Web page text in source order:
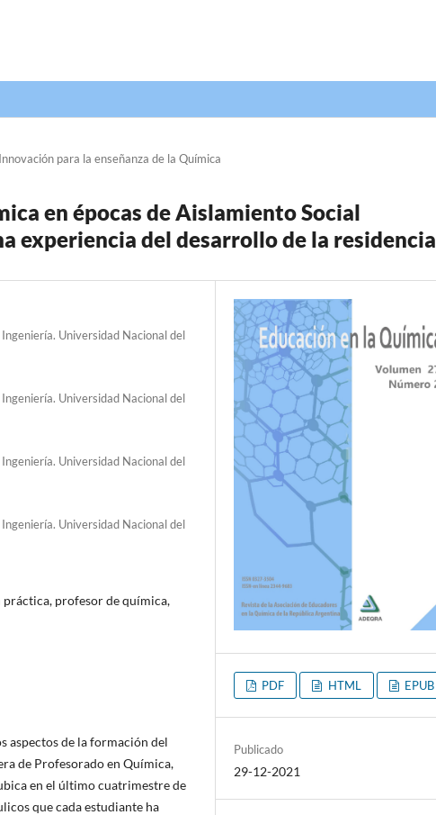
Innovación para la enseñanza de la Química
en épocas de Aislamiento Social
experiencia del desarrollo de la residencia
Universidad Nacional del
Universidad Nacional del
Universidad Nacional del
Universidad Nacional del
profesor de química,
aspectos de la formación del
de Profesorado en Química,
en el último cuatrimestre de
que cada estudiante ha
PDF HTML EPUB
Publicado
29-12-2021